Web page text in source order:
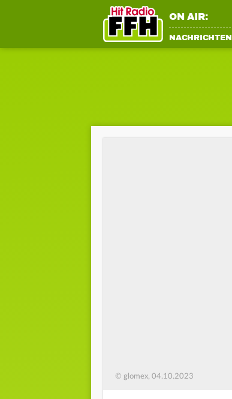
ON AIR:
NACHRICHTEN
© glomex, 04.10.2023